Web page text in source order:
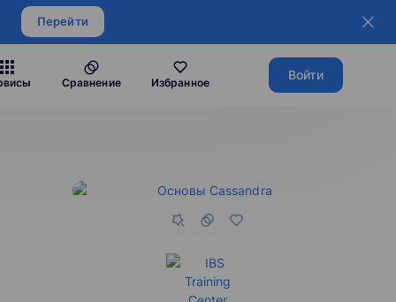
Перейти
Сравнение Избранное
Войти